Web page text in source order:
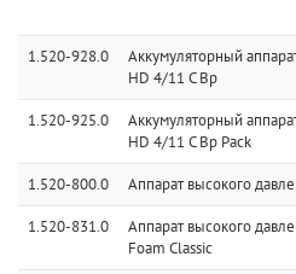
1.520-928.0
Аккумуляторный
HD 4/11 C Bp
1.520-925.0
Аккумуляторный
HD 4/11 C Bp Pack
1.520-800.0 Аппарат высокого
1.520-831.0
Аппарат высокого
Foam Classic